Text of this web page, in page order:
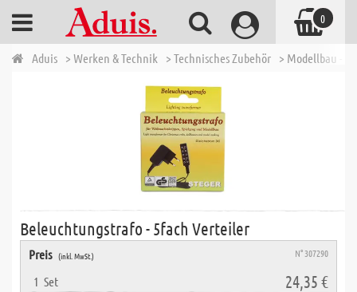
Aduis > Werken & Technik > Technisches Zubehör > Modellbau -
Beleuchtungstrafo - 5fach Verteiler
Preis (inkl. MwSt.) N° 307290
1 Set 24,35 €
0